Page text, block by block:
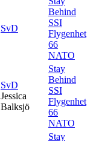
SvD
Behind
SSI
Flygenhet
66
NATO
SvD
Jessica
Balksjö
Stay
Behind
SSI
Flygenhet
66
NATO
Stay